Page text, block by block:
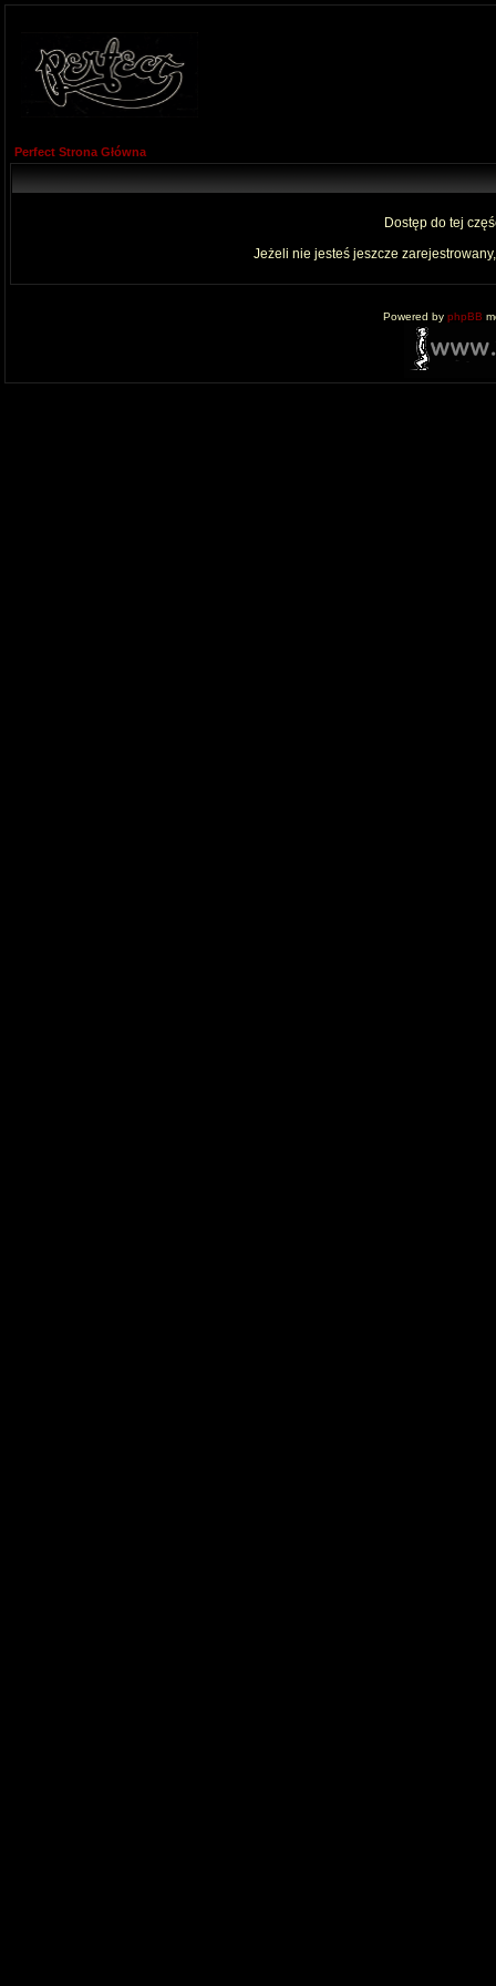
Perfect Strona Główna
Dostęp do tej
Jeżeli nie jesteś jeszcze
Powered by phpBB